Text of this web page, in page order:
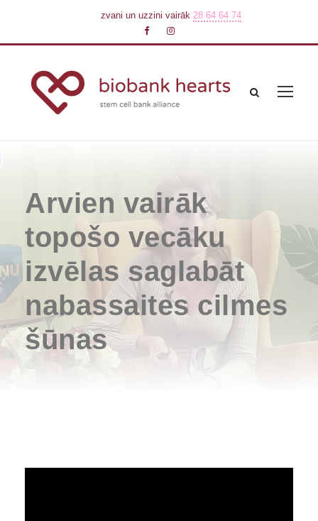
zvani un uzzini vairāk 28 64 64 74
Arvien vairāk
topošo vecāku
izvēlas saglabāt
nabassaites cilmes
šūnas